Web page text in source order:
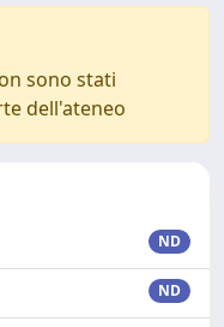
sono stati
dell'ateneo
ND
ND